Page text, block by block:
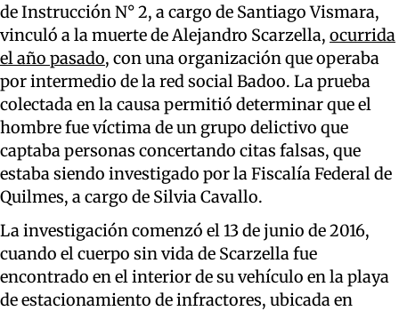
de Instrucción N° 2, a cargo de Santiago Vismara,
vinculó a la muerte de Alejandro Scarzella, ocurrida
el año pasado, con una organización que operaba
por intermedio de la red social Badoo. La prueba
colectada en la causa permitió determinar que el
hombre fue víctima de un grupo delictivo que
captaba personas concertando citas falsas, que
estaba siendo investigado por la Fiscalía Federal de
Quilmes, a cargo de Silvia Cavallo.
La investigación comenzó el 13 de junio de 2016,
cuando el cuerpo sin vida de Scarzella fue
encontrado en el interior de su vehículo en la playa
de estacionamiento de infractores, ubicada en